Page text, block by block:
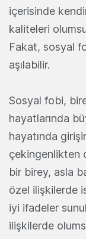
içerisinde
kaliteleri
Fakat, sosyal
aşılabilir.
Sosyal fobi,
hayatlarında
hayatında
çekingenlikten
bir birey, asla
özel ilişkilerde
iyi ifadeler
ilişkilerde